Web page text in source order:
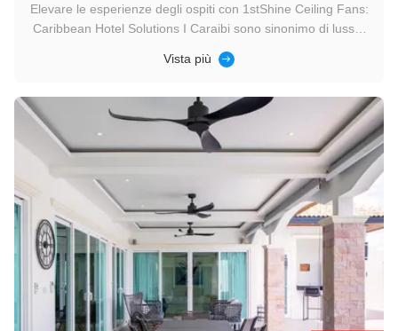
Elevare le esperienze degli ospiti con 1stShine Ceiling Fans:
Caribbean Hotel Solutions I Caraibi sono sinonimo di lusso,
soggiorni indimenticabili.e la sostenibilità è essenzialeI
Vista più